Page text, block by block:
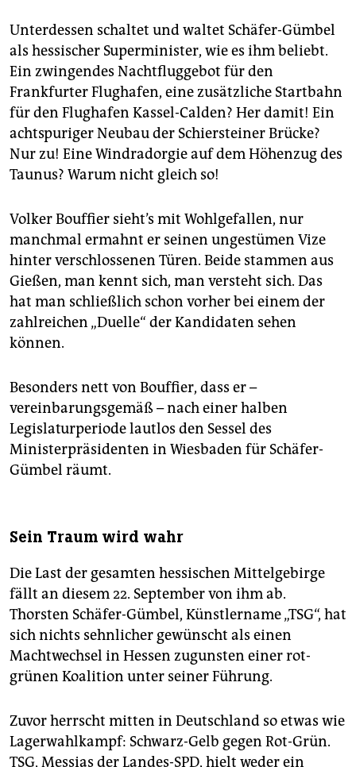
Unterdessen schaltet und waltet Schäfer-Gümbel
als hessischer Superminister, wie es ihm beliebt.
Ein zwingendes Nachtfluggebot für den
Frankfurter Flughafen, eine zusätzliche Startbahn
für den Flughafen Kassel-Calden? Her damit! Ein
achtspuriger Neubau der Schiersteiner Brücke?
Nur zu! Eine Windradorgie auf dem Höhenzug des
Taunus? Warum nicht gleich so!
Volker Bouffier sieht’s mit Wohlgefallen, nur
manchmal ermahnt er seinen ungestümen Vize
hinter verschlossenen Türen. Beide stammen aus
Gießen, man kennt sich, man versteht sich. Das
hat man schließlich schon vorher bei einem der
zahlreichen „Duelle“ der Kandidaten sehen
können.
Besonders nett von Bouffier, dass er –
vereinbarungsgemäß – nach einer halben
Legislaturperiode lautlos den Sessel des
Ministerpräsidenten in Wiesbaden für Schäfer-
Gümbel räumt.
Sein Traum wird wahr
Die Last der gesamten hessischen Mittelgebirge
fällt an diesem 22. September von ihm ab.
Thorsten Schäfer-Gümbel, Künstlername „TSG“, hat
sich nichts sehnlicher gewünscht als einen
Machtwechsel in Hessen zugunsten einer rot-
grünen Koalition unter seiner Führung.
Zuvor herrscht mitten in Deutschland so etwas wie
Lagerwahlkampf: Schwarz-Gelb gegen Rot-Grün.
TSG, Messias der Landes-SPD, hielt weder ein